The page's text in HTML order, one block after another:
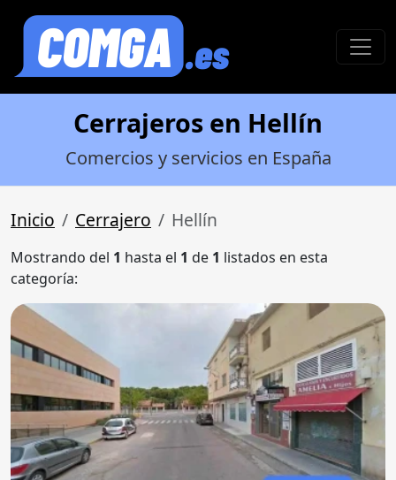
Cerrajeros en Hellín
Comercios y servicios en España
Inicio Cerrajero Hellín
Mostrando del 1 hasta el 1 de 1 listados en esta
categoría: